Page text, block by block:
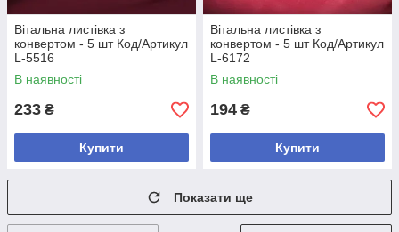
Вітальна листівка з
конвертом - 5 шт Код/Артикул
L-5516
В наявності
233 ₴
Купити
Вітальна листівка з
конвертом - 5 шт Код/Артикул
L-6172
В наявності
194 ₴
Купити
Показати ще